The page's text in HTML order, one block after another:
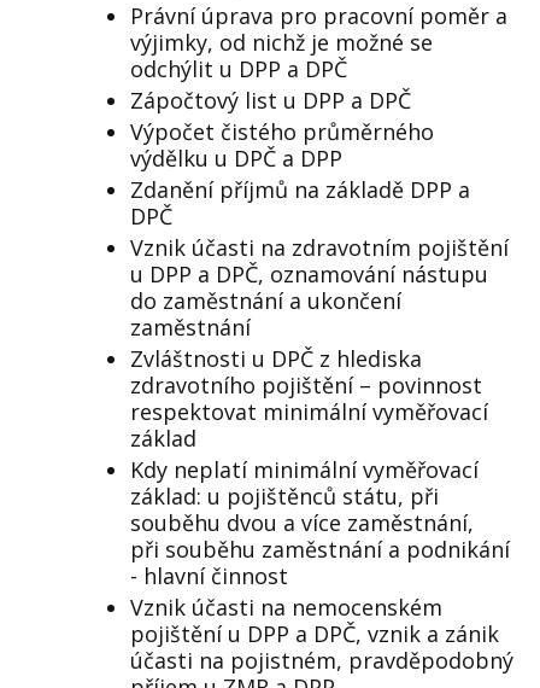
Právní úprava pro pracovní poměr a
výjimky, od nichž je možné se
odchýlit u DPP a DPČ
Zápočtový list u DPP a DPČ
Výpočet čistého průměrného
výdělku u DPČ a DPP
Zdanění příjmů na základě DPP a
DPČ
Vznik účasti na zdravotním pojištění
u DPP a DPČ, oznamování nástupu
do zaměstnání a ukončení
zaměstnání
Zvláštnosti u DPČ z hlediska
zdravotního pojištění – povinnost
respektovat minimální vyměřovací
základ
Kdy neplatí minimální vyměřovací
základ: u pojištěnců státu, při
souběhu dvou a více zaměstnání,
při souběhu zaměstnání a podnikání
- hlavní činnost
Vznik účasti na nemocenském
pojištění u DPP a DPČ, vznik a zánik
účasti na pojistném, pravděpodobný